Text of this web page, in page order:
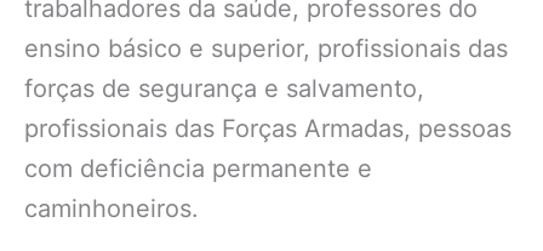
trabalhadores da saúde, professores do
ensino básico e superior, profissionais das
forças de segurança e salvamento,
profissionais das Forças Armadas, pessoas
com deficiência permanente e
caminhoneiros.